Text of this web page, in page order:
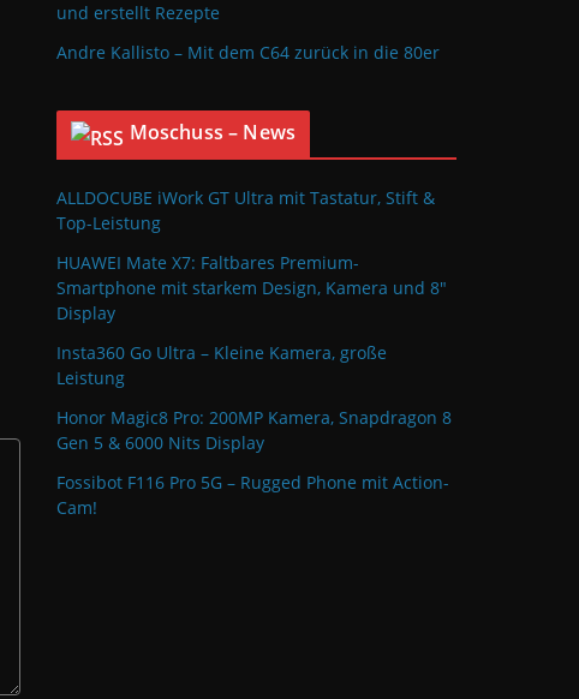
und erstellt Rezepte
Andre Kallisto – Mit dem C64 zurück in die 80er
Moschuss – News
ALLDOCUBE iWork GT Ultra mit Tastatur, Stift &
Top-Leistung
HUAWEI Mate X7: Faltbares Premium-
Smartphone mit starkem Design, Kamera und 8″
Display
Insta360 Go Ultra – Kleine Kamera, große
Leistung
Honor Magic8 Pro: 200MP Kamera, Snapdragon 8
Gen 5 & 6000 Nits Display
Fossibot F116 Pro 5G – Rugged Phone mit Action-
Cam!